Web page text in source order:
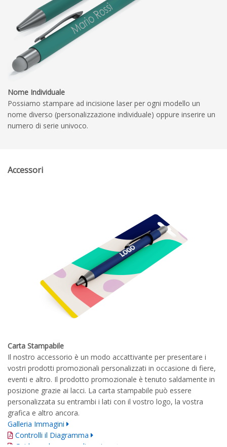
Nome Individuale
Possiamo stampare ad incisione laser per ogni modello un
nome diverso (personalizzazione individuale) oppure inserire un
numero di serie univoco.
Accessori
Carta Stampabile
Il nostro accessorio è un modo accattivante per presentare i
vostri prodotti promozionali personalizzati in occasione di fiere,
eventi e altro. Il prodotto promozionale è tenuto saldamente in
posizione grazie ai lacci. La carta stampabile può essere
personalizzata su entrambi i lati con il vostro logo, la vostra
grafica e altro ancora.
Galleria Immagini
Controlli il Diagramma